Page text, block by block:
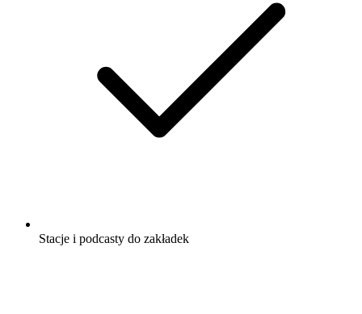
Stacje i podcasty do zakładek